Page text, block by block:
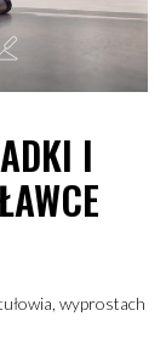
I
wyprostach